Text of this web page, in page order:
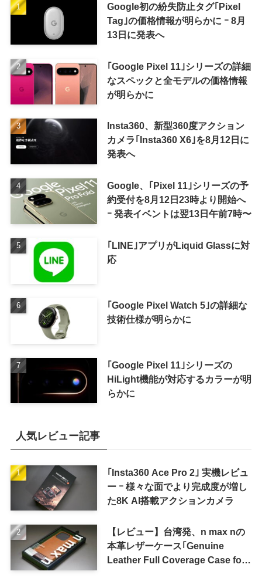
Google初の紛失防止タグ｢Pixel
Tag｣の価格情報が明らかに ｰ 8月
13日に発表へ
｢Google Pixel 11｣シリーズの詳細
なスペックと全モデルの価格情報
が明らかに
Insta360、新型360度アクション
カメラ｢Insta360 X6｣を8月12日に
発表へ
Google、｢Pixel 11｣シリーズの予
約受付を8月12日23時より開始へ
ｰ 発表イベントは翌13日午前7時〜
｢LINE｣アプリがLiquid Glassに対
応
｢Google Pixel Watch 5｣の詳細な
技術仕様が明らかに
｢Google Pixel 11｣シリーズの
HiLight機能が対応するカラーが明
らかに
人気レビュー記事
｢Insta360 Ace Pro 2｣ 実機レビュ
ー ｰ 様々な面でより完成度が増し
た8K AI搭載アクションカメラ
【レビュー】台湾発、n max nの
本革レザーケース｢Genuine
Leather Full Coverage Case for